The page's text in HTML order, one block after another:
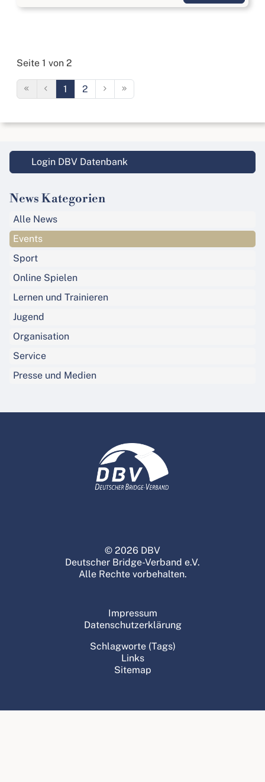
Seite 1 von 2
1 2
Login DBV Datenbank
News Kategorien
Alle News
Events
Sport
Online Spielen
Lernen und Trainieren
Jugend
Organisation
Service
Presse und Medien
© 2026 DBV
Deutscher Bridge-Verband e.V.
Alle Rechte vorbehalten.
Impressum
Datenschutzerklärung
Schlagworte (Tags)
Links
Sitemap